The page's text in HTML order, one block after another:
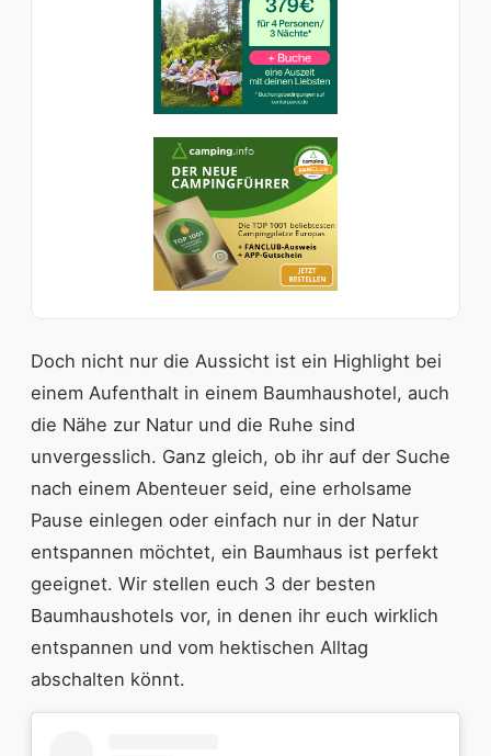
Doch nicht nur die Aussicht ist ein Highlight bei
einem Aufenthalt in einem Baumhaushotel, auch
die Nähe zur Natur und die Ruhe sind
unvergesslich. Ganz gleich, ob ihr auf der Suche
nach einem Abenteuer seid, eine erholsame
Pause einlegen oder einfach nur in der Natur
entspannen möchtet, ein Baumhaus ist perfekt
geeignet. Wir stellen euch 3 der besten
Baumhaushotels vor, in denen ihr euch wirklich
entspannen und vom hektischen Alltag
abschalten könnt.